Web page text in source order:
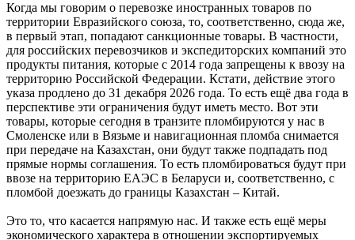
Когда мы говорим о перевозке иностранных товаров по
территории Евразийского союза, то, соответственно, сюда же,
в первый этап, попадают санкционные товары. В частности,
для российских перевозчиков и экспедиторских компаний это
продукты питания, которые с 2014 года запрещены к ввозу на
территорию Российской Федерации. Кстати, действие этого
указа продлено до 31 декабря 2026 года. То есть ещё два года в
перспективе эти ограничения будут иметь место. Вот эти
товары, которые сегодня в транзите пломбируются у нас в
Смоленске или в Вязьме и навигационная пломба снимается
при передаче на Казахстан, они будут также подпадать под
прямые нормы соглашения. То есть пломбироваться будут при
ввозе на территорию ЕАЭС в Беларуси и, соответственно, с
пломбой доезжать до границы Казахстан – Китай.
Это то, что касается напрямую нас. И также есть ещё меры
экономического характера в отношении экспортируемых